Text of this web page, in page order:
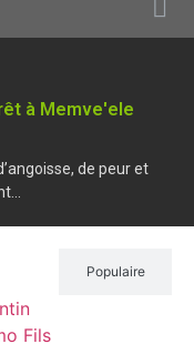
à Memve'ele
de peur et
Populaire